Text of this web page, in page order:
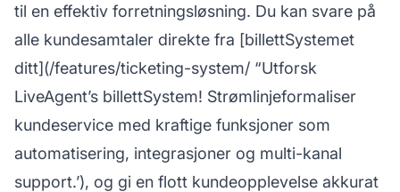
til en effektiv forretningsløsning. Du kan svare på
alle kundesamtaler direkte fra [billettSystemet
ditt](/features/ticketing-system/ “Utforsk
LiveAgent’s billettSystem! Strømlinjeformaliser
kundeservice med kraftige funksjoner som
automatisering, integrasjoner og multi-kanal
support.’), og gi en flott kundeopplevelse akkurat